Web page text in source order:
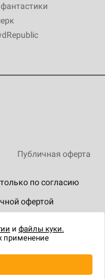
по согласию
офертой
Публичная оферта
и файлы куки.
применение